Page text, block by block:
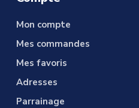
Mon compte
Mes commandes
Mes favoris
Adresses
Parrainage